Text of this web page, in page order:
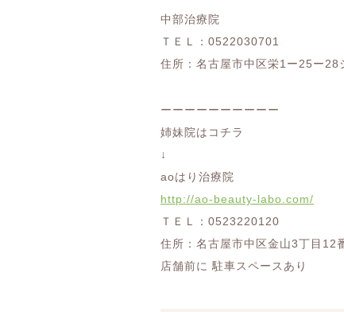
中部治療院
ＴＥＬ：0522030701
住所：名古屋市中区栄1ー25ー28
ーーーーーーーーーー
姉妹院はコチラ
↓
aoはり治療院
http://ao-beauty-labo.com/
ＴＥＬ：0523220120
住所：名古屋市中区金山3丁目12
店舗前に 駐車スペースあり